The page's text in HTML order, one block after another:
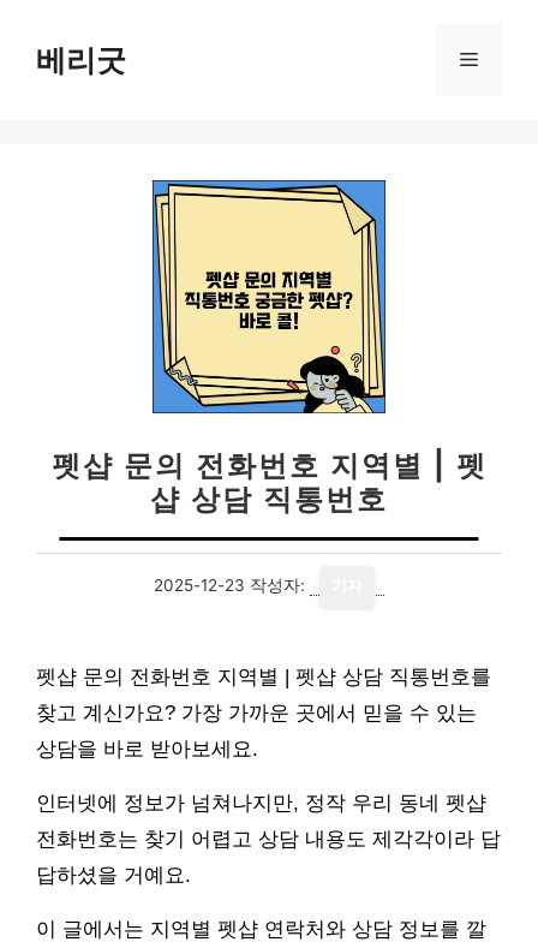
베리굿 메
펫샵 문의 전화번호 지역별 | 펫
샵 상담 직통번호
2025-12-23 작성자:
펫샵 문의 전화번호 지역별 | 펫샵 상담 직통번호를
찾고 계신가요? 가장 가까운 곳에서 믿을 수 있는
상담을 바로 받아보세요.
인터넷에 정보가 넘쳐나지만, 정작 우리 동네 펫샵
전화번호는 찾기 어렵고 상담 내용도 제각각이라 답
답하셨을 거예요.
이 글에서는 지역별 펫샵 연락처와 상담 정보를 깔